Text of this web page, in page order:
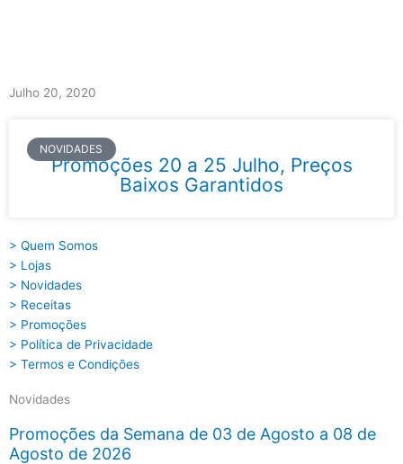
Julho 20, 2020
NOVIDADES
Promoções 20 a 25 Julho, Preços
Baixos Garantidos
> Quem Somos
> Lojas
> Novidades
> Receitas
> Promoções
> Política de Privacidade
> Termos e Condições
Novidades
Promoções da Semana de 03 de Agosto a 08 de
Agosto de 2026